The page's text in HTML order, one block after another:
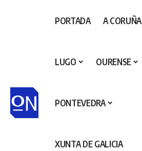
PORTADA A CORUÑA
LUGO OURENSE
PONTEVEDRA
XUNTA DE GALICIA